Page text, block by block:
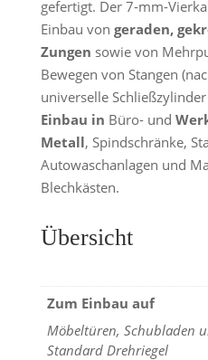
gefertigt. Der 7-mm-
Einbau von geraden,
Zungen sowie von
Bewegen von Stangen
universelle
Einbau in Büro- und
Metall, Spindschränke,
Autowaschanlagen und
Blechkästen.
Übersicht
Zum Einbau auf
Möbeltüren, Schubladen
Standard Drehriegel